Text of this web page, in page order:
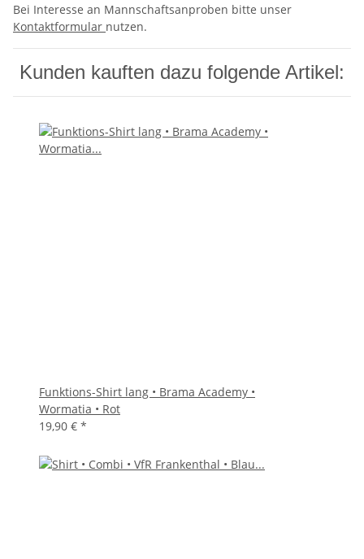
Bei Interesse an Mannschaftsanproben bitte unser
Kontaktformular nutzen.
Kunden kauften dazu folgende Artikel:
Funktions-Shirt lang • Brama Academy •
Wormatia • Rot
19,90 € *